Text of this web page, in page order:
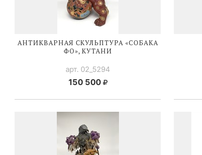
АНТИКВАРНАЯ СКУЛЬПТУРА «СОБАКА
ФО», КУТАНИ
арт. 02_5294
150 500